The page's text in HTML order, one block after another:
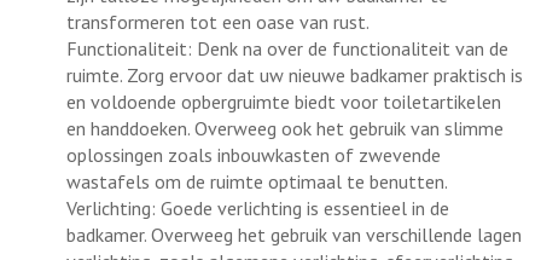
transformeren tot een oase van rust.
Functionaliteit: Denk na over de functionaliteit van de
ruimte. Zorg ervoor dat uw nieuwe badkamer praktisch is
en voldoende opbergruimte biedt voor toiletartikelen
en handdoeken. Overweeg ook het gebruik van slimme
oplossingen zoals inbouwkasten of zwevende
wastafels om de ruimte optimaal te benutten.
Verlichting: Goede verlichting is essentieel in de
badkamer. Overweeg het gebruik van verschillende lagen